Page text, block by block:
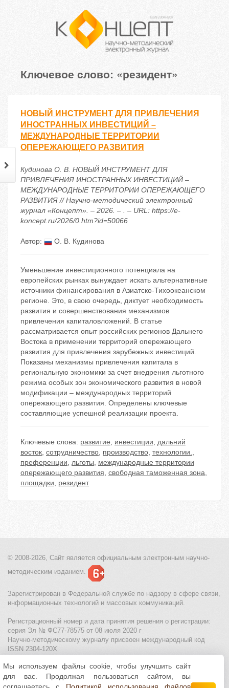
Ключевое слово: «резидент»
НОВЫЙ ИНСТРУМЕНТ ДЛЯ ПРИВЛЕЧЕНИЯ
ИНОСТРАННЫХ ИНВЕСТИЦИЙ –
МЕЖДУНАРОДНЫЕ ТЕРРИТОРИИ
ОПЕРЕЖАЮЩЕГО РАЗВИТИЯ
Кудинова О. В. НОВЫЙ ИНСТРУМЕНТ ДЛЯ
ПРИВЛЕЧЕНИЯ ИНОСТРАННЫХ ИНВЕСТИЦИЙ –
МЕЖДУНАРОДНЫЕ ТЕРРИТОРИИ ОПЕРЕЖАЮЩЕГО
РАЗВИТИЯ // Научно-методический электронный
журнал «Концепт». – 2026. – . – URL: https://e-
koncept.ru/2026/0.htm?id=50066
Автор: О. В. Кудинова
Уменьшение инвестиционного потенциала на
европейских рынках вынуждает искать альтернативные
источники финансирования в Азиатско-Тихоокеанском
регионе. Это, в свою очередь, диктует необходимость
развития и совершенствования механизмов
привлечения капиталовложений. В статье
рассматривается опыт российских регионов Дальнего
Востока в применении территорий опережающего
развития для привлечения зарубежных инвестиций.
Показаны механизмы привлечения капитала в
региональную экономики за счет внедрения льготного
режима особых зон экономического развития в новой
модификации – международных территорий
опережающего развития. Определены ключевые
составляющие успешной реализации проекта.
Ключевые слова: развитие, инвестиции, дальний
восток, сотрудничество, производство, технологии.,
преференции, льготы, международные территории
опережающего развития, свободная таможенная зона,
площадки, резидент
© 2008-2026, Сайт является официальным электронным научно-
методическим изданием.
Зарегистрирован в Федеральной службе по надзору в сфере связи,
информационных технологий и массовых коммуникаций.
Регистрационный номер и дата принятия решения о регистрации:
серия Эл № ФС77-78575 от 08 июля 2020 г
Научно-методическому журналу присвоен международный код
ISSN 2304-120X
МЦИТО|Школьные олимпиады и онлайн конкурсы для детей
Политика использования файлов cookie| Политика обработки и
защиты персональных данных
Мы используем файлы cookie, чтобы улучшить сайт
для вас. Продолжая пользоваться сайтом, вы